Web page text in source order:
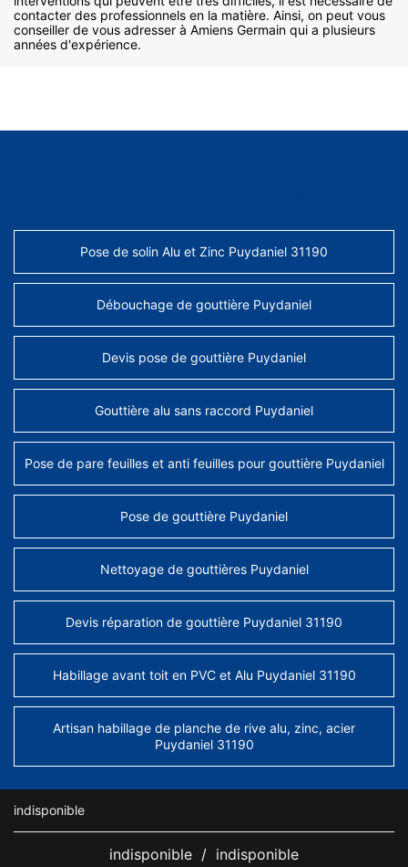
contacter des professionnels en la matière. Ainsi, on peut vous
conseiller de vous adresser à Amiens Germain qui a plusieurs
années d'expérience.
Pose de solin Alu et Zinc Puydaniel 31190
Débouchage de gouttière Puydaniel
Devis pose de gouttière Puydaniel
Gouttière alu sans raccord Puydaniel
Pose de pare feuilles et anti feuilles pour gouttière Puydaniel
Pose de gouttière Puydaniel
Nettoyage de gouttières Puydaniel
Devis réparation de gouttière Puydaniel 31190
Habillage avant toit en PVC et Alu Puydaniel 31190
Artisan habillage de planche de rive alu, zinc, acier
Puydaniel 31190
indisponible
indisponible / indisponible